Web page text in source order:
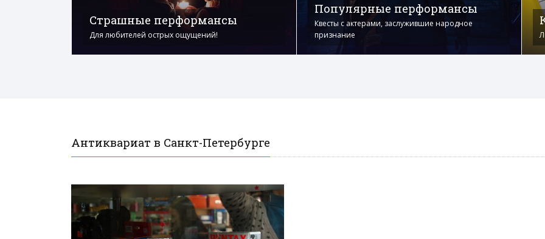
Страшные перформансы
Для любителей острых ощущений!
Популярные перформансы
Квесты с актерами, заслужившие народное
признание
Антиквариат в Санкт-Петербурге